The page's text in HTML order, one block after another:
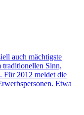
auch mächtigste
traditionellen Sinn,
Für 2012 meldet die
Etwa